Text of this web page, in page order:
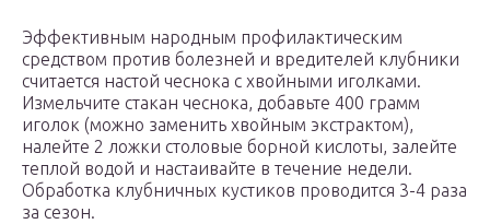
Эффективным народным профилактическим
средством против болезней и вредителей клубники
считается настой чеснока с хвойными иголками.
Измельчите стакан чеснока, добавьте 400 грамм
иголок (можно заменить хвойным экстрактом),
налейте 2 ложки столовые борной кислоты, залейте
теплой водой и настаивайте в течение недели.
Обработка клубничных кустиков проводится 3-4 раза
за сезон.